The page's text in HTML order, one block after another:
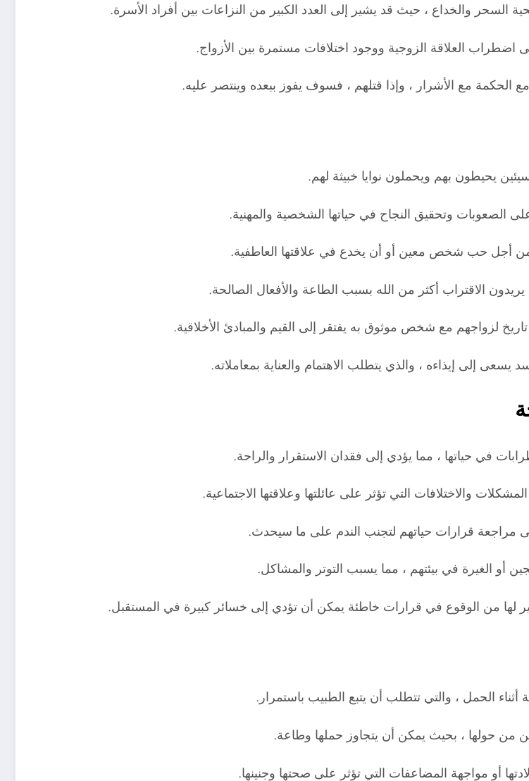
والخداع ، حيث قد يشير إلى العدد الكبير من النزاعات بين أفراد الأسرة.
العلاقة الزوجية ووجود اختلافات مستمرة بين الأزواج.
مع الأشرار ، وإذا قتلهم ، فسوف يفوز ببعده وينتصر عليه.
يحيطون بهم ويحملون نوايا خبيثة لهم.
الصعوبات وتحقيق النجاح في حياتها الشخصية والمهنية.
من أجل حب شخص معين أو أن يخدع في علاقتها العاطفية.
يريدون الاقتراب أكثر من الله بسبب الطاعة والأفعال الصالحة.
لزواجهم مع شخص موثوق به يفتقر إلى القيم والمبادئ الأخلاقية.
إيذاءه ، والذي يتطلب الاهتمام والعناية بمعاملاته.
في حياتها ، مما يؤدي إلى فقدان الاستقرار والراحة.
والاختلافات التي تؤثر على عائلتها وعلاقتها الاجتماعية.
مراجعة قرارات حياتهم لتجنب الندم على ما سيحدث.
الغيرة في بيئتهم ، مما يسبب التوتر والمشاكل.
لها من الوقوع في قرارات خاطئة يمكن أن تؤدي إلى خسائر كبيرة في المستقبل.
الحمل ، والتي تتطلب أن يتبع الطبيب باستمرار.
حولها ، بحيث يمكن أن يتجاوز حملها وطاعة.
أو مواجهة المضاعفات التي تؤثر على صحتها وجنينها.